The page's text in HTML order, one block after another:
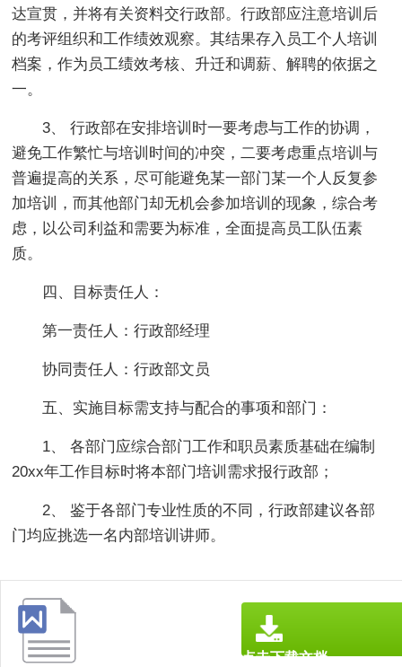
达宣贯，并将有关资料交行政部。行政部应注意培训后
的考评组织和工作绩效观察。其结果存入员工个人培训
档案，作为员工绩效考核、升迁和调薪、解聘的依据之
一。
3、 行政部在安排培训时一要考虑与工作的协调，
避免工作繁忙与培训时间的冲突，二要考虑重点培训与
普遍提高的关系，尽可能避免某一部门某一个人反复参
加培训，而其他部门却无机会参加培训的现象，综合考
虑，以公司利益和需要为标准，全面提高员工队伍素
质。
四、目标责任人：
第一责任人：行政部经理
协同责任人：行政部文员
五、实施目标需支持与配合的事项和部门：
1、 各部门应综合部门工作和职员素质基础在编制
20xx年工作目标时将本部门培训需求报行政部；
2、 鉴于各部门专业性质的不同，行政部建议各部
门均应挑选一名内部培训讲师。
点击下载文档